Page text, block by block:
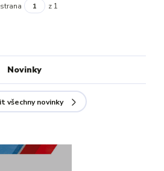
strana z 1
Novinky
všechny novinky